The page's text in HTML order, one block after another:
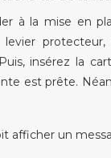
à la mise en
levier
insérez la
est prête.
afficher un